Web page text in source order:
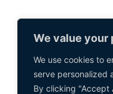
We value your
We use cookies to
serve personalized
By clicking "Accept